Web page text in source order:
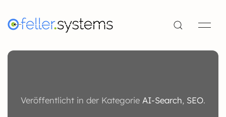
Veröffentlicht in der Kategorie AI-Search, SEO.